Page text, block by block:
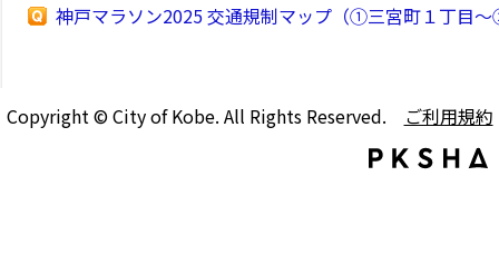
神戸マラソン2025 交通規制マップ（①三宮町１丁目
Copyright © City of Kobe. All Rights Reserved. ご利用規約